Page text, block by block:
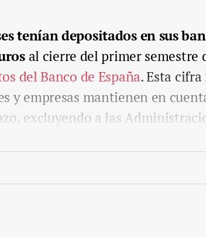
tenían depositados en sus
al cierre del primer semestre
del Banco de España. Esta
y empresas mantienen en
excluyendo a las